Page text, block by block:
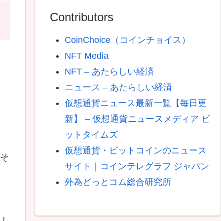
Contributors
CoinChoice（コインチョイス）
NFT Media
NFT – あたらしい経済
ニュース – あたらしい経済
仮想通貨ニュース最新一覧【毎日更
新】 – 仮想通貨ニュースメディア ビ
ットタイムズ
仮想通貨・ビットコインのニュース
サイト｜コインテレグラフ ジャパン
外為どっとコム総合研究所